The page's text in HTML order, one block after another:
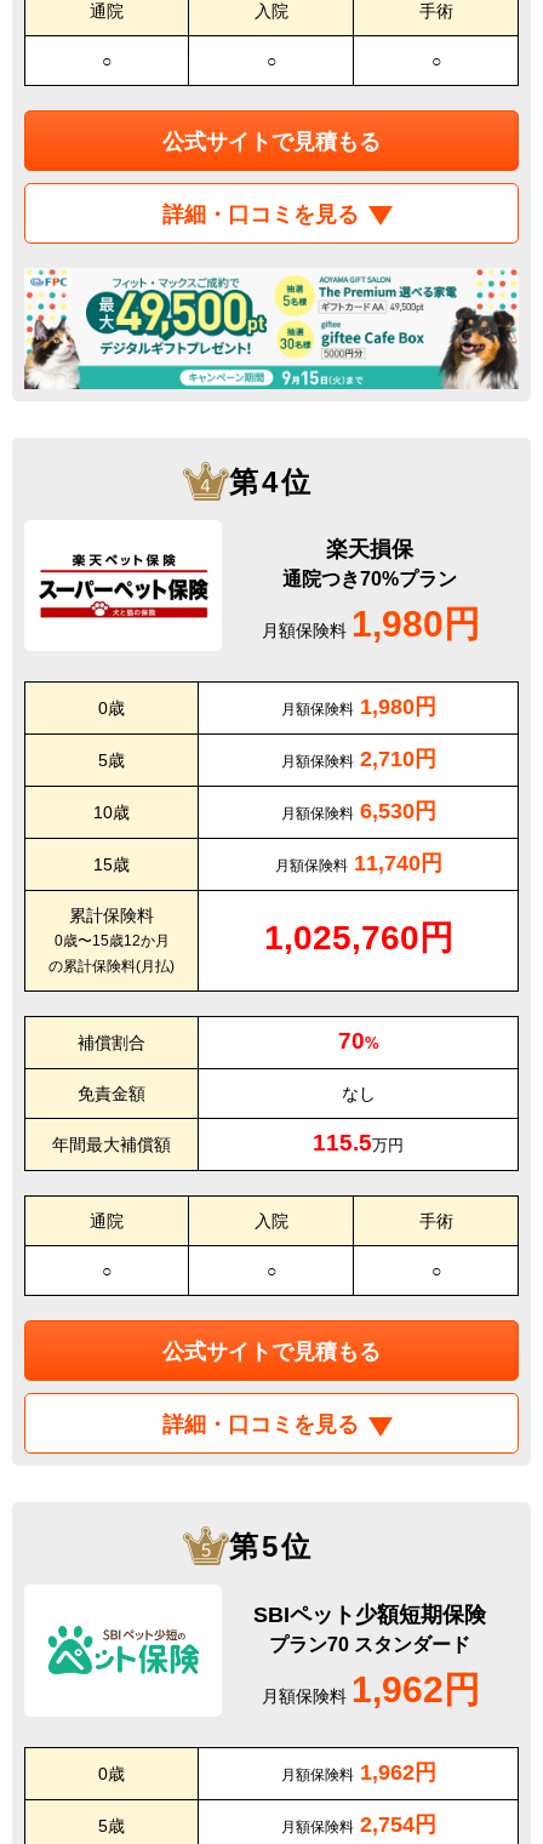
通院 入院 手術
○ ○ ○
公式サイトで見積もる
詳細・口コミを見る
第4位
楽天損保
通院つき70%プラン
月額保険料 1,980円
0歳 月額保険料 1,980円
5歳 月額保険料 2,710円
10歳 月額保険料 6,530円
15歳 月額保険料 11,740円
累計保険料
0歳〜15歳12か月
の累計保険料(月払)
1,025,760円
補償割合 70%
免責金額 なし
年間最大補償額 115.5万円
通院 入院 手術
○ ○ ○
公式サイトで見積もる
詳細・口コミを見る
第5位
SBIペット少額短期保険
プラン70 スタンダード
月額保険料 1,962円
0歳 月額保険料 1,962円
5歳 月額保険料 2,754円